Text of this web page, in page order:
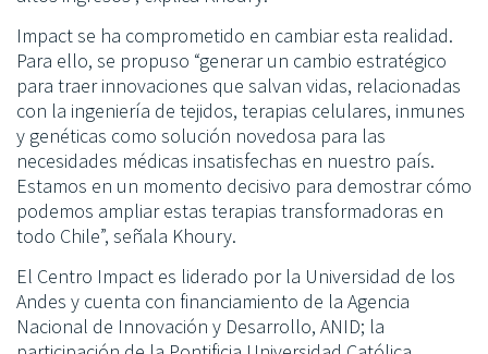
Impact se ha comprometido en cambiar esta realidad.
Para ello, se propuso “generar un cambio estratégico
para traer innovaciones que salvan vidas, relacionadas
con la ingeniería de tejidos, terapias celulares, inmunes
y genéticas como solución novedosa para las
necesidades médicas insatisfechas en nuestro país.
Estamos en un momento decisivo para demostrar cómo
podemos ampliar estas terapias transformadoras en
todo Chile”, señala Khoury.
El Centro Impact es liderado por la Universidad de los
Andes y cuenta con financiamiento de la Agencia
Nacional de Innovación y Desarrollo, ANID; la